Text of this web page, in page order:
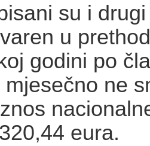
su i
u
godini po
ne
eura.